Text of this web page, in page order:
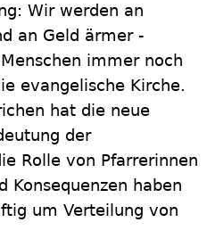
Wir werden an
an Geld ärmer -
immer noch
evangelische Kirche.
hat die neue
der
Rolle von Pfarrerinnen
Konsequenzen haben
um Verteilung von